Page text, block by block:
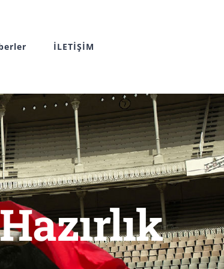
İLETİŞİM